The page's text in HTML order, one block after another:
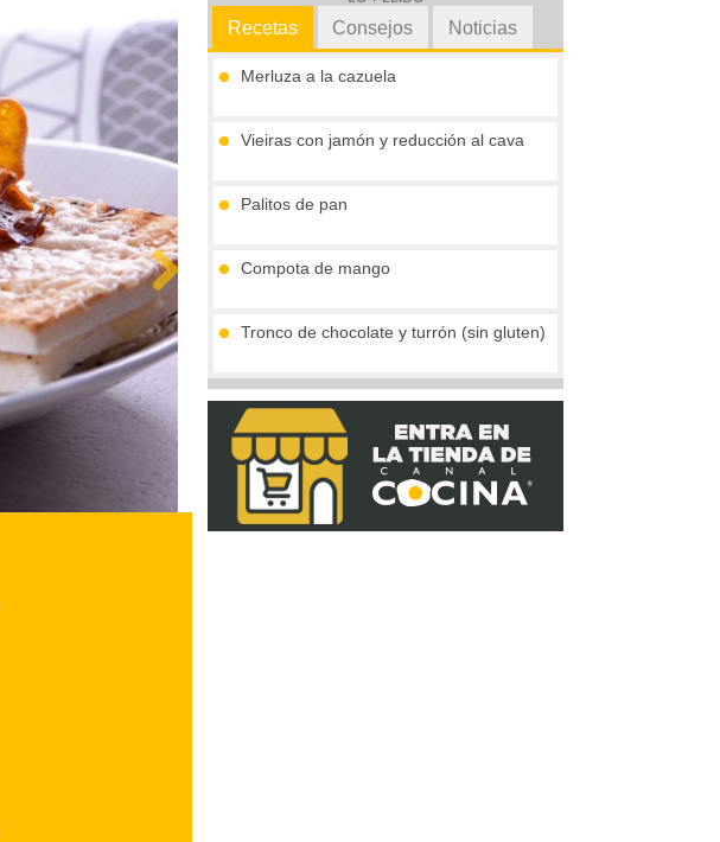
Next
Recetas
Merluza a la cazuela
Vieiras con jamón y reducción al cava
Palitos de pan
Compota de mango
Tronco de chocolate y turrón (sin gluten)
Crema de boletus y huevo de codorniz
Consejos Noticias